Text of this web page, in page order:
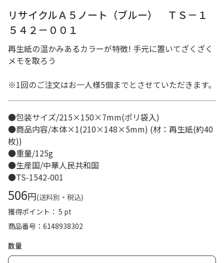
リサイクルＡ５ノート（ブルー） ＴＳ－１
５４２－００１
再生紙の温かみあるカラーが特徴! 手元に置いてざくざく
メモを取ろう
※1回のご注文はお一人様5個までとさせていただきます。
●包装サイズ/215×150×7mm(ポリ袋入)
●商品内容/本体×1(210×148×5mm) (材：再生紙(約40
枚))
●重量/125g
●生産国/中華人民共和国
●TS-1542-001
506円(送料別・税込)
獲得ポイント： 5 pt
商品番号
6148938302
数量